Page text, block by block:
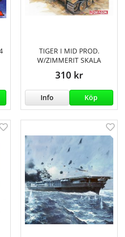
TIGER I MID PROD.
W/ZIMMERIT SKALA
310 kr
Info Köp